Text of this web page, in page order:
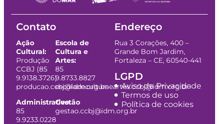
Contato
Ação
Cultural:
Produção
CCBJ (85
9.9138.3726)
producao.ccbj@idm.org.br
Administrativo:
85
9.9233.0228
Escola de
Cultura e
Artes:
85
9.8733.8827
escoladeculturaeartes.ccbj@idm.org.br
Gestão
gestao.ccbj@idm.org.br
Endereço
Rua 3 Corações, 400 –
Grande Bom Jardim,
Fortaleza – CE, 60540-441
LGPD
Aviso de Privacidade
Termos de uso
Política de cookies